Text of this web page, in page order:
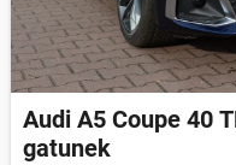
Audi A5 Coupe 40
gatunek